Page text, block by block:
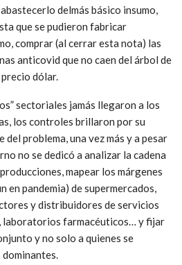
delmás básico insumo,
que se pudieron fabricar
comprar (al cerrar esta nota) las
anticovid que no caen del árbol de
precio dólar.
sectoriales jamás llegaron a los
los controles brillaron por su
del problema, una vez más y a pesar
no se dedicó a analizar la cadena
mapear los márgenes
en pandemia) de supermercados,
y distribuidores de servicios
laboratorios farmacéuticos… y fijar
y no solo a quienes se